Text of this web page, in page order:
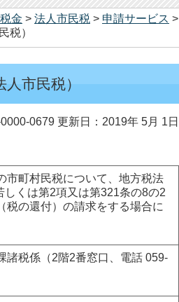
税金 > 法人市民税 > 申請サービス >
税）
市民税）
0679 更新日：2019年 5月 1日
市町村民税について、地方税法
しくは第2項又は第321条の8の2
税の還付）の請求をする場合に
諸税係（2階2番窓口、電話 059-